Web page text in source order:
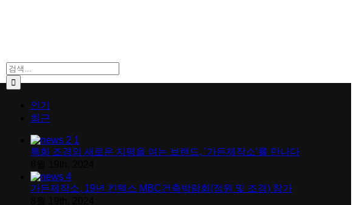
검색:
인기
최근
특화 조경의 새로운 지평을 여는 브랜드, ’가든제작소‘를 만나다
가든제작소, 19년 킨텍스 MBC건축박람회(정원 및 조경) 참가